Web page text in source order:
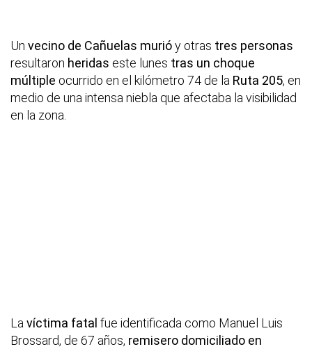
Un vecino de Cañuelas murióy otras tres personas
resultaron heridas este lunes tras un choque
múltiple ocurrido en el kilómetro 74 de la Ruta 205, en
medio de una intensa niebla que afectaba la visibilidad
en la zona.
Lavíctima fatal fue identificada como Manuel Luis
Brossard, de 67 años, remisero domiciliado en